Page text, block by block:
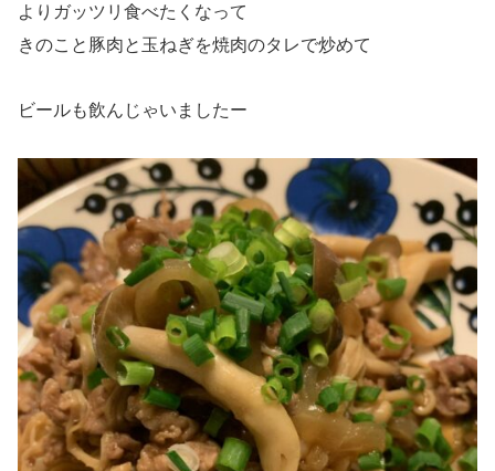
よりガッツリ食べたくなって
きのこと豚肉と玉ねぎを焼肉のタレで炒めて
ビールも飲んじゃいましたー